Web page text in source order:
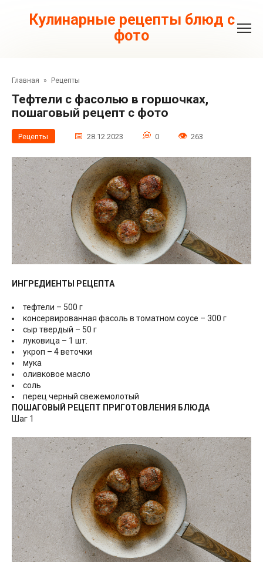
контентуКулинарные рецепты блюд с
фото
Главная » Рецепты
Тефтели с фасолью в горшочках,
пошаговый рецепт с фото
Рецепты 28.12.2023 0 263
ИНГРЕДИЕНТЫ РЕЦЕПТА
тефтели – 500 г
консервированная фасоль в томатном соусе – 300 г
сыр твердый – 50 г
луковица – 1 шт.
укроп – 4 веточки
мука
оливковое масло
соль
перец черный свежемолотый
ПОШАГОВЫЙ РЕЦЕПТ ПРИГОТОВЛЕНИЯ БЛЮДА
Шаг 1